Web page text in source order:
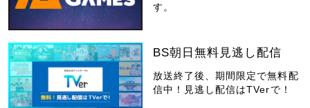
す。
BS朝日無料見逃し配信
放送終了後、期間限定で無料配
信中！見逃し配信はTVerで！